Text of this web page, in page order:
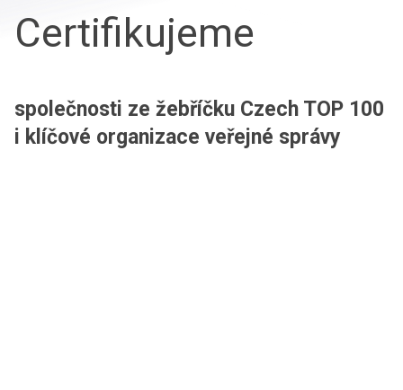
Certifikujeme
společnosti ze žebříčku Czech TOP 100
i klíčové organizace veřejné správy